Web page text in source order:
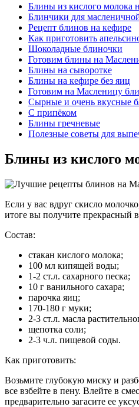
Блины из кислого молока
Блинчики для
Рецепт блинов на кефире
Как приготовить
Шоколадные блиночки
Готовим блины на
Блины на сыворотке
Блины на кефире без яиц
Готовим на Масленицу
Сырные и очень вкусные
С припёком
Блины гречневые
Полезные советы для
Блины из кислого
Если у вас вдруг скисло
итоге вы получите прекрасный
Состав:
стакан кислого молока;
100 мл кипящей воды;
1-2 ст.л. сахарного песка;
10 г ванильного сахара;
парочка яиц;
170-180 г муки;
2-3 ст.л. масла
щепотка соли;
2-3 ч.л. пищевой соды.
Как приготовить:
Возьмите глубокую миску и
все взбейте в пену. Влейте в
предварительно загасите ее